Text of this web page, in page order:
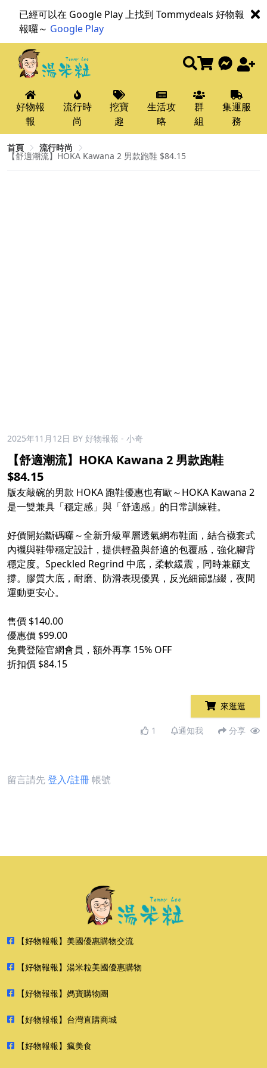
已經可以在 Google Play 上找到 Tommydeals 好物報
報囉～ Google Play
好物報
報
流行時
尚
挖寶
趣
生活攻
略
群
組
集運服
務
首頁 流行時尚
【舒適潮流】HOKA Kawana 2 男款跑鞋 $84.15
2025年11月12日 BY 好物報報 - 小奇
【舒適潮流】HOKA Kawana 2 男款跑鞋
$84.15
版友敲碗的男款 HOKA 跑鞋優惠也有歐～HOKA Kawana 2
是一雙兼具「穩定感」與「舒適感」的日常訓練鞋。
好價開始斷碼囉～全新升級單層透氣網布鞋面，結合襪套式
內襯與鞋帶穩定設計，提供輕盈與舒適的包覆感，強化腳背
穩定度。Speckled Regrind 中底，柔軟緩震，同時兼顧支
撐。膠質大底，耐磨、防滑表現優異，反光細節點綴，夜間
運動更安心。
售價 $140.00
優惠價 $99.00
免費登陸官網會員，額外再享 15% OFF
折扣價 $84.15
來逛逛
1 通知我 分享
留言請先登入/註冊帳號
【好物報報】美國優惠購物交流
【好物報報】湯米粒美國優惠購物
【好物報報】媽寶購物團
【好物報報】台灣直購商城
【好物報報】瘋美食